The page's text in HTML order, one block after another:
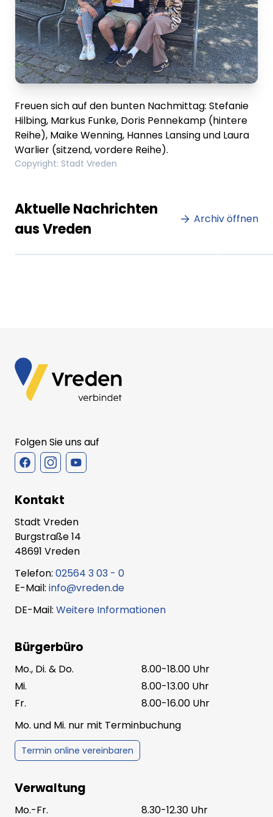
Freuen sich auf den bunten Nachmittag: Stefanie
Hilbing, Markus Funke, Doris Pennekamp (hintere
Reihe), Maike Wenning, Hannes Lansing und Laura
Warlier (sitzend, vordere Reihe).
Copyright: Stadt Vreden
Aktuelle Nachrichten
aus Vreden
Archiv öffnen
Lorem ipsum Lorem ipsum
Folgen Sie uns auf
Kontakt
Stadt Vreden
Burgstraße 14
48691 Vreden
Telefon: 02564 3 03 - 0
E-Mail: info@vreden.de
DE-Mail: Weitere Informationen
Bürgerbüro
Mo., Di. & Do.
8.00-18.00 Uhr
Mi.
8.00-13.00 Uhr
Fr.
8.00-16.00 Uhr
Mo. und Mi. nur mit Terminbuchung
Termin online vereinbaren
Verwaltung
Mo.-Fr. 8.30-12.30 Uhr